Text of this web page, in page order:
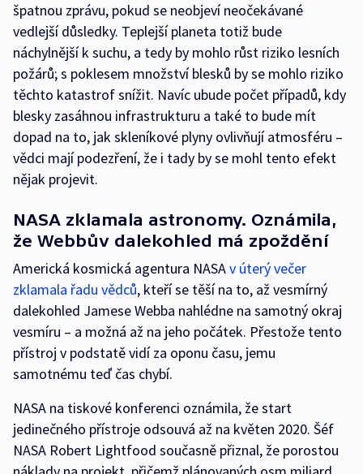
špatnou zprávu, pokud se neobjeví neočekávané
vedlejší důsledky. Teplejší planeta totiž bude
náchylnější k suchu, a tedy by mohlo růst riziko lesních
požárů; s poklesem množství blesků by se mohlo riziko
těchto katastrof snížit. Navíc ubude počet případů, kdy
blesky zasáhnou infrastrukturu a také to bude mít
dopad na to, jak skleníkové plyny ovlivňují atmosféru –
vědci mají podezření, že i tady by se mohl tento efekt
nějak projevit.
NASA zklamala astronomy. Oznámila,
že Webbův dalekohled má zpoždění
Americká kosmická agentura NASAv úterý večer
zklamala řadu vědců, kteří se těší na to, až vesmírný
dalekohled Jamese Webba nahlédne na samotný okraj
vesmíru – a možná až na jeho počátek. Přestože tento
přístroj v podstatě vidí za oponu času, jemu
samotnému teď čas chybí.
NASA na tiskové konferenci oznámila, že start
jedinečného přístroje odsouvá až na květen 2020. Šéf
NASA Robert Lightfood současně přiznal, že porostou